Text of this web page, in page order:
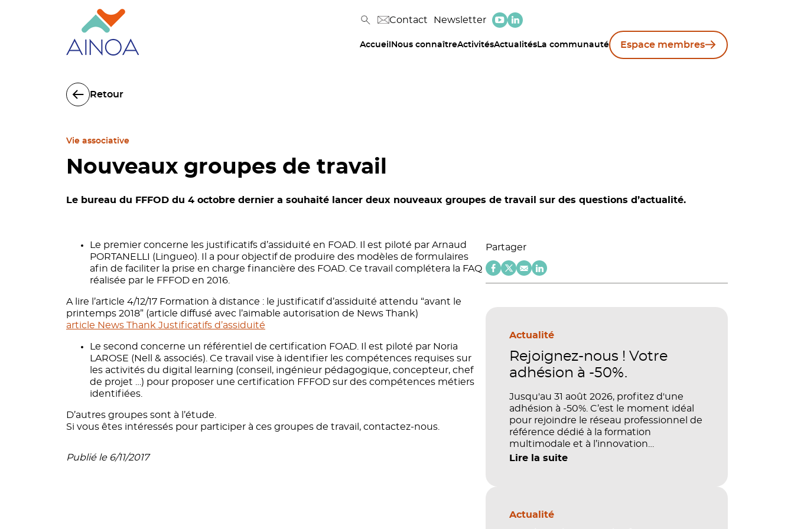
Contact Newsletter
Accueil Nous connaîtreActivitésActualités La communauté Espace membres
Retour
Vie associative
Nouveaux groupes de travail
Le bureau du FFFOD du 4 octobre dernier a souhaité lancer deux nouveaux groupes de travail sur des questions d’actualité.
Le premier concerne les justificatifs d’assiduité en FOAD. Il est piloté par Arnaud
PORTANELLI (Lingueo). Il a pour objectif de produire des modèles de formulaires
afin de faciliter la prise en charge financière des FOAD. Ce travail complétera la FAQ
réalisée par le FFFOD en 2016.
A lire l’article 4/12/17 Formation à distance : le justificatif d’assiduité attendu “avant le
printemps 2018” (article diffusé avec l’aimable autorisation de News Thank)
article News Thank Justificatifs d’assiduité
Le second concerne un référentiel de certification FOAD. Il est piloté par Noria
LAROSE (Nell & associés). Ce travail vise à identifier les compétences requises sur
les activités du digital learning (conseil, ingénieur pédagogique, concepteur, chef
de projet …) pour proposer une certification FFFOD sur des compétences métiers
identifiées.
D’autres groupes sont à l’étude.
Si vous êtes intéressés pour participer à ces groupes de travail, contactez-nous.
Publié le 6/11/2017
Partager
Actualité
Rejoignez-nous ! Votre
adhésion à -50%.
Jusqu'au 31 août 2026, profitez d'une
adhésion à -50%. C’est le moment idéal
pour rejoindre le réseau professionnel de
référence dédié à la formation
multimodale et à l’innovation
pédagogique.
Lire la suite
Actualité